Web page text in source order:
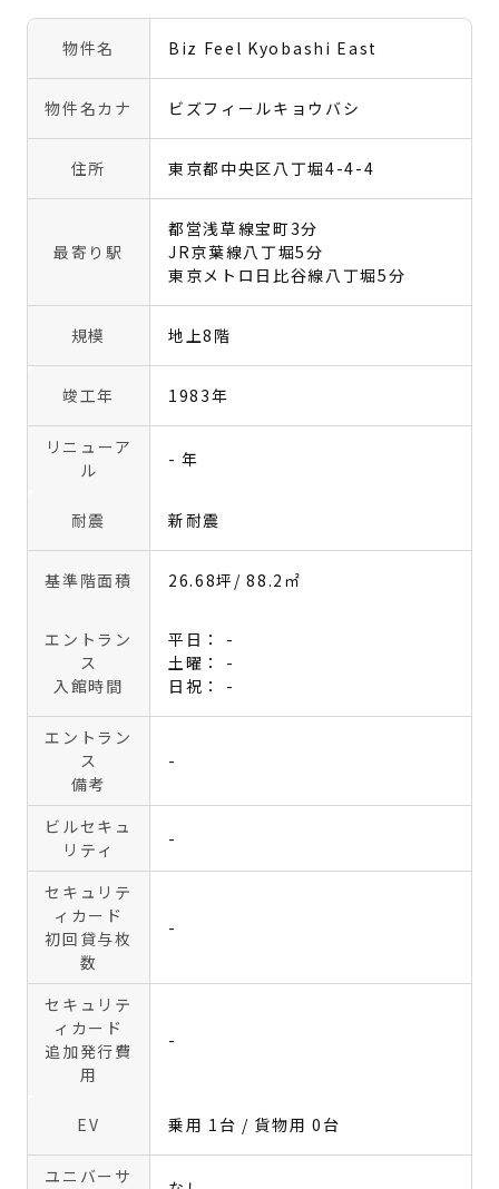
物件名 Biz Feel Kyobashi East
物件名カナ ビズフィールキョウバシ
住所 東京都中央区八丁堀4-4-4
最寄り駅
都営浅草線宝町3分
JR京葉線八丁堀5分
東京メトロ日比谷線八丁堀5分
規模 地上8階
竣工年 1983年
リニューア
ル
- 年
耐震 新耐震
基準階面積 26.68坪 / 88.2㎡
エントラン
ス
入館時間
平日： -
土曜： -
日祝： -
エントラン
ス
備考
-
ビルセキュ
リティ
-
セキュリテ
ィカード
初回貸与枚
数
-
セキュリテ
ィカード
追加発行費
用
-
EV 乗用 1台 / 貨物用 0台
ユニバーサ